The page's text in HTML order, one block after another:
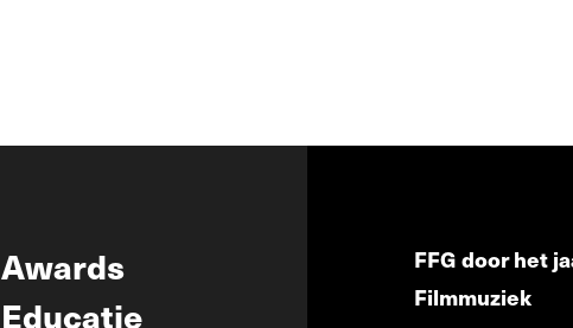
Awards
Educatie
FFG door het
Filmmuziek